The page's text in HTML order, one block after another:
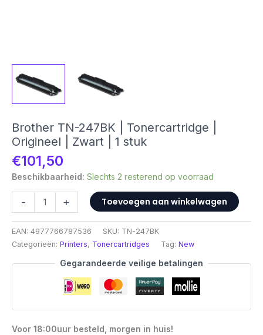
Brother TN-247BK | Tonercartridge |
Origineel | Zwart | 1 stuk
€101,50
Beschikbaarheid: Slechts 2 resterend op voorraad
-
TN-
247BK
|
Tonercartridge
|
|
1
+ Toevoegen aan winkelwagen
EAN: 4977766787536 SKU: TN-247BK
Categorieën: Printers, Tonercartridges Tag: New
Gegarandeerde veilige betalingen
Voor 18:00uur besteld, morgen in huis!